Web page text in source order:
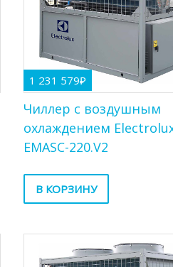
1 231 579₽
Чиллер с воздушным
охлаждением
EMASC-220.V2
В КОРЗИНУ